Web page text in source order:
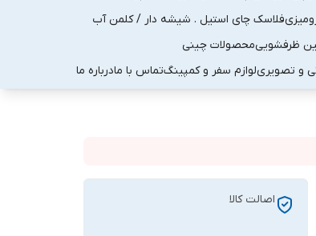
فلاسک چای استیل . شیشه دار / کلمن آب
ظرفشوییمحصولات چینی
و تصویریلوازم سفر و کمپینگتماس با مادرباره ما
اصالت کالا